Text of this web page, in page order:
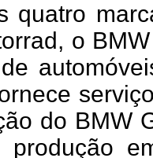
quatro
o
do BMW
produção